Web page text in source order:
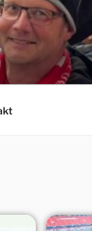
Bavaria e.V.